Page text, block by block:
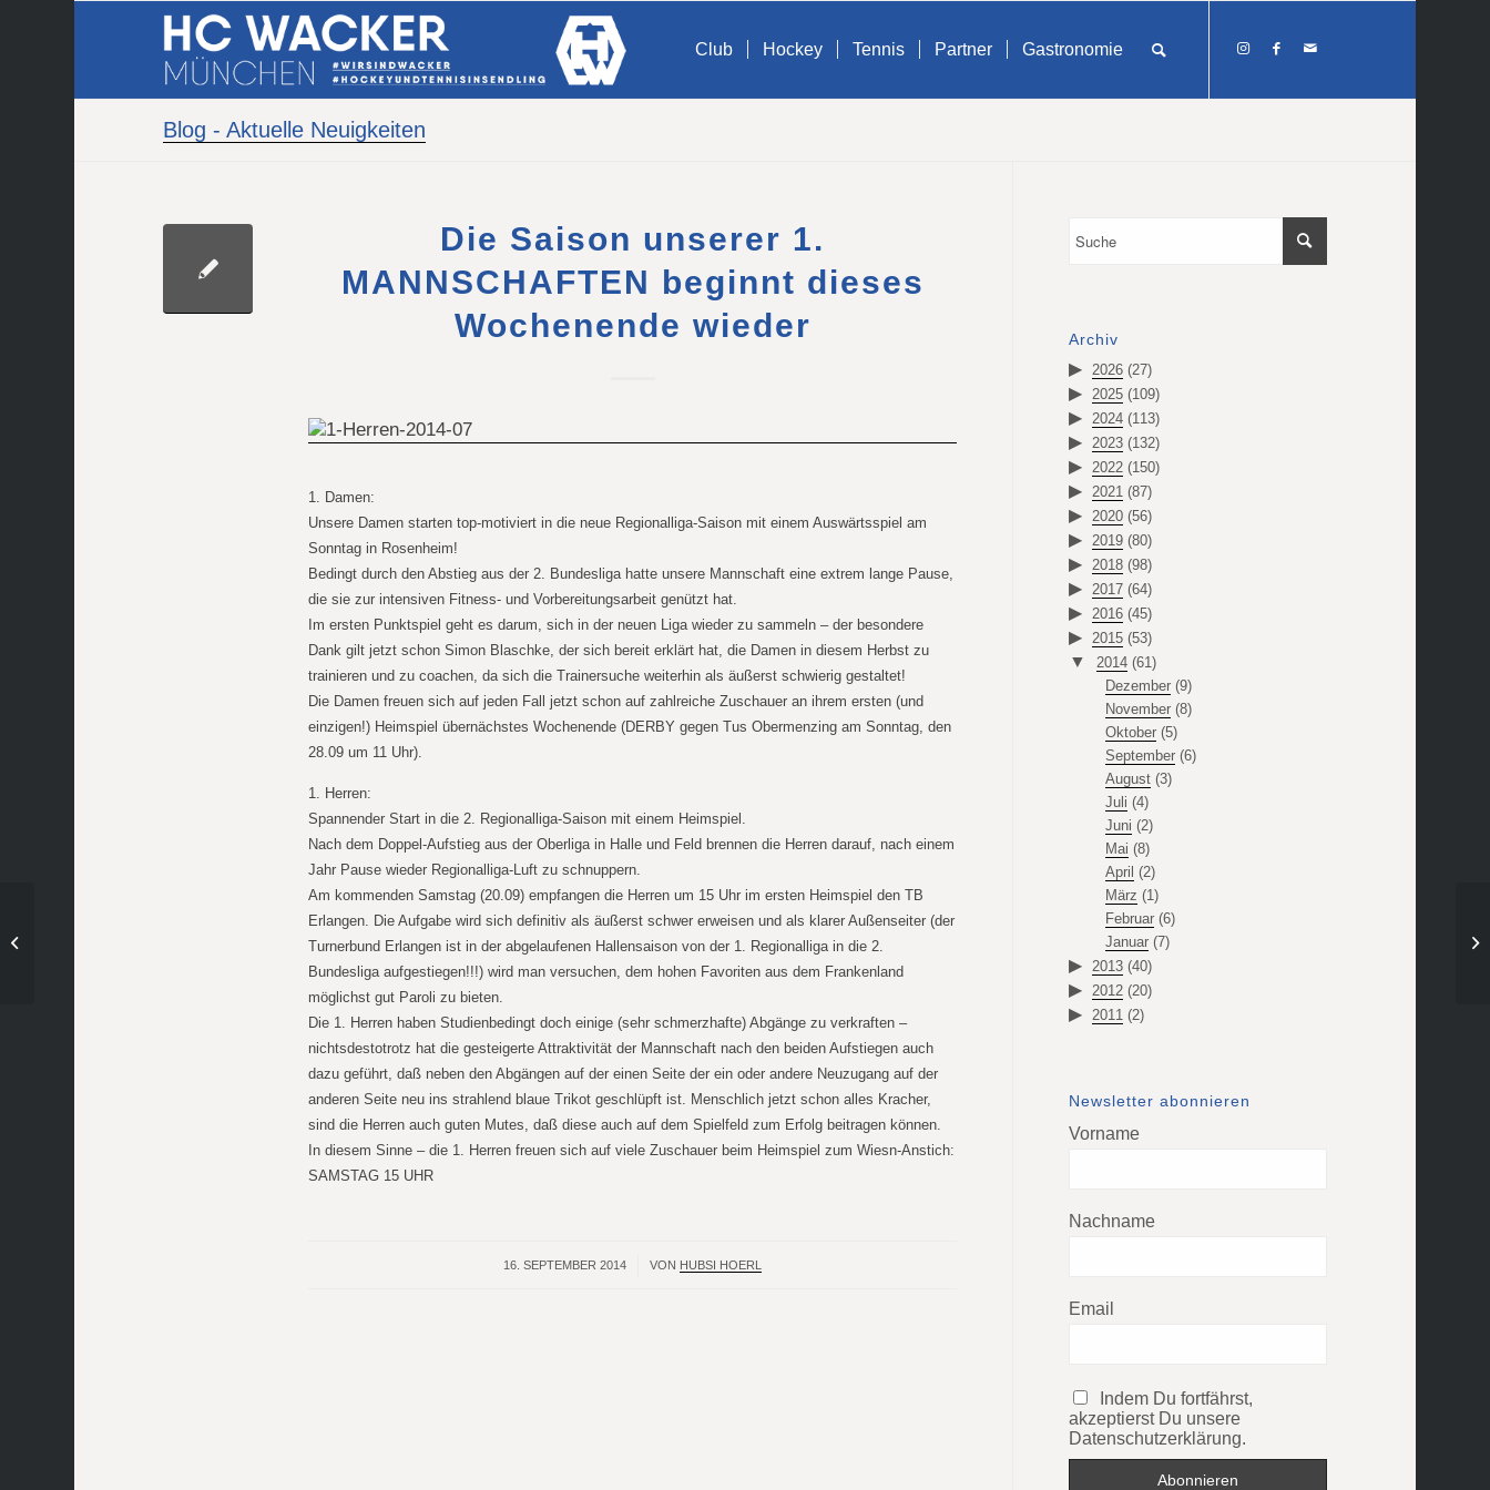
Club Hockey Tennis Partner Gastronomie
Blog - Aktuelle Neuigkeiten
Die Saison unserer 1.
MANNSCHAFTEN beginnt dieses
Wochenende wieder
1. Damen:
Unsere Damen starten top-motiviert in die neue Regionalliga-Saison mit einem Auswärtsspiel am
Sonntag in Rosenheim!
Bedingt durch den Abstieg aus der 2. Bundesliga hatte unsere Mannschaft eine extrem lange Pause,
die sie zur intensiven Fitness- und Vorbereitungsarbeit genützt hat.
Im ersten Punktspiel geht es darum, sich in der neuen Liga wieder zu sammeln – der besondere
Dank gilt jetzt schon Simon Blaschke, der sich bereit erklärt hat, die Damen in diesem Herbst zu
trainieren und zu coachen, da sich die Trainersuche weiterhin als äußerst schwierig gestaltet!
Die Damen freuen sich auf jeden Fall jetzt schon auf zahlreiche Zuschauer an ihrem ersten (und
einzigen!) Heimspiel übernächstes Wochenende (DERBY gegen Tus Obermenzing am Sonntag, den
28.09 um 11 Uhr).
1. Herren:
Spannender Start in die 2. Regionalliga-Saison mit einem Heimspiel.
Nach dem Doppel-Aufstieg aus der Oberliga in Halle und Feld brennen die Herren darauf, nach einem
Jahr Pause wieder Regionalliga-Luft zu schnuppern.
Am kommenden Samstag (20.09) empfangen die Herren um 15 Uhr im ersten Heimspiel den TB
Erlangen. Die Aufgabe wird sich definitiv als äußerst schwer erweisen und als klarer Außenseiter (der
Turnerbund Erlangen ist in der abgelaufenen Hallensaison von der 1. Regionalliga in die 2.
Bundesliga aufgestiegen!!!) wird man versuchen, dem hohen Favoriten aus dem Frankenland
möglichst gut Paroli zu bieten.
Die 1. Herren haben Studienbedingt doch einige (sehr schmerzhafte) Abgänge zu verkraften –
nichtsdestotrotz hat die gesteigerte Attraktivität der Mannschaft nach den beiden Aufstiegen auch
dazu geführt, daß neben den Abgängen auf der einen Seite der ein oder andere Neuzugang auf der
anderen Seite neu ins strahlend blaue Trikot geschlüpft ist. Menschlich jetzt schon alles Kracher,
sind die Herren auch guten Mutes, daß diese auch auf dem Spielfeld zum Erfolg beitragen können.
In diesem Sinne – die 1. Herren freuen sich auf viele Zuschauer beim Heimspiel zum Wiesn-Anstich:
SAMSTAG 15 UHR
16. SEPTEMBER 2014
/ VON HUBSI HOERL
Archiv
2026 (27)
2025 (109)
2024 (113)
2023 (132)
2022 (150)
2021 (87)
2020 (56)
2019 (80)
2018 (98)
2017 (64)
2016 (45)
2015 (53)
2014 (61)
Dezember(9)
November(8)
Oktober(5)
September(6)
August(3)
Juli (4)
Juni (2)
Mai (8)
April (2)
März (1)
Februar(6)
Januar(7)
2013 (40)
2012 (20)
2011 (2)
Newsletter abonnieren
Vorname
Nachname
Email
Indem Du fortfährst,
akzeptierst Du unsere
Datenschutzerklärung.